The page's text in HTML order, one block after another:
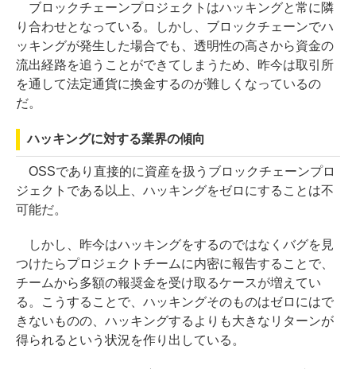
ブロックチェーンプロジェクトはハッキングと常に隣
り合わせとなっている。しかし、ブロックチェーンでハ
ッキングが発生した場合でも、透明性の高さから資金の
流出経路を追うことができてしまうため、昨今は取引所
を通して法定通貨に換金するのが難しくなっているの
だ。
ハッキングに対する業界の傾向
OSSであり直接的に資産を扱うブロックチェーンプロ
ジェクトである以上、ハッキングをゼロにすることは不
可能だ。
しかし、昨今はハッキングをするのではなくバグを見
つけたらプロジェクトチームに内密に報告することで、
チームから多額の報奨金を受け取るケースが増えてい
る。こうすることで、ハッキングそのものはゼロにはで
きないものの、ハッキングするよりも大きなリターンが
得られるという状況を作り出している。